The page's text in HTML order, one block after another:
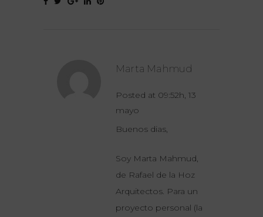
Marta Mahmud
Posted at 09:52h, 13
mayo
Buenos dias,
Soy Marta Mahmud,
de Rafael de la Hoz
Arquitectos. Para un
proyecto personal (la